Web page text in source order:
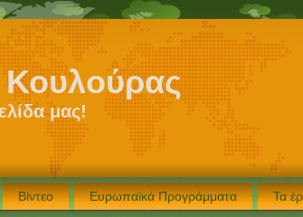
Κουλούρας
μας!
Βίντεο Ευρωπαϊκά Προγράμματα Τα